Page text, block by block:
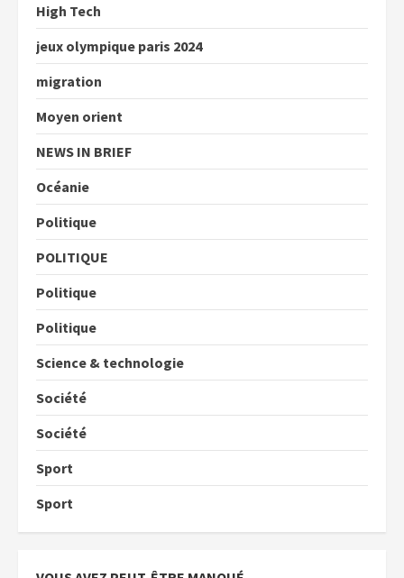
High Tech
jeux olympique paris 2024
migration
Moyen orient
NEWS IN BRIEF
Océanie
Politique
POLITIQUE
Politique
Politique
Science & technologie
Société
Société
Sport
Sport